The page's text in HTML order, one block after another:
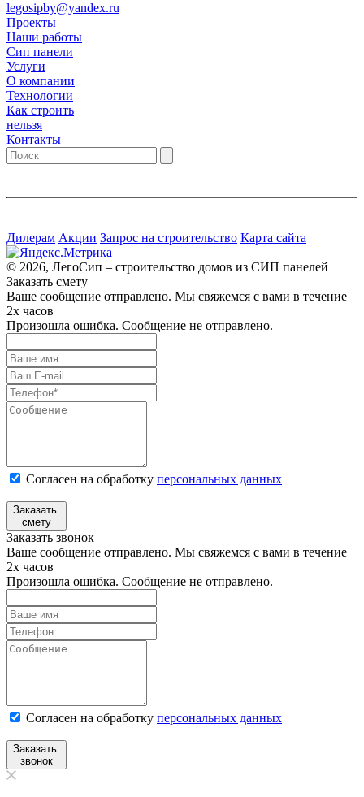
legosipby@yandex.ru
Проекты
Наши работы
Сип панели
Услуги
О компании
Технологии
Как строить
нельзя
Контакты
Дилерам Акции Запрос на строительство Карта сайта
© 2026, ЛегоСип – строительство домов из СИП панелей
Заказать смету
Ваше сообщение отправлено. Мы свяжемся с вами в течение
2х часов
Произошла ошибка. Сообщение не отправлено.
Согласен на обработку персональных данных
Заказать
смету
Заказать звонок
Ваше сообщение отправлено. Мы свяжемся с вами в течение
2х часов
Произошла ошибка. Сообщение не отправлено.
Согласен на обработку персональныx данных
Заказать
звонок